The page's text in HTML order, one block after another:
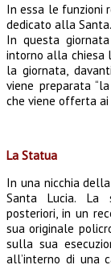
In essa le funzioni
dedicato alla Santa.
In questa
intorno alla chiesa
la giornata,
viene preparata
che viene offerta
La Statua
In una nicchia
Santa Lucia. La
posteriori, in un
sua originale
sulla sua
all’interno di una